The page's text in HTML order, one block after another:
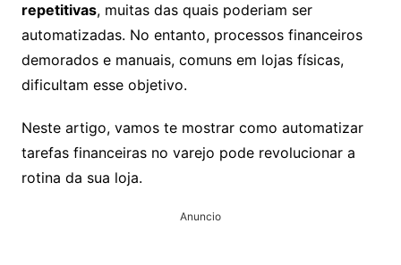
repetitivas, muitas das quais poderiam ser
automatizadas. No entanto, processos financeiros
demorados e manuais, comuns em lojas físicas,
dificultam esse objetivo.
Neste artigo, vamos te mostrar como automatizar
tarefas financeiras no varejo pode revolucionar a
rotina da sua loja.
Anuncio